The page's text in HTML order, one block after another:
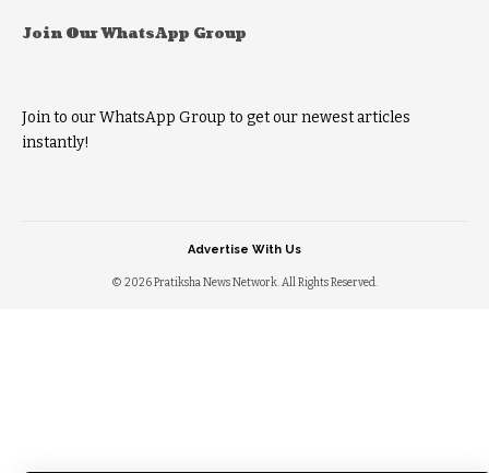
Join Our WhatsApp Group
Join to our WhatsApp Group to get our newest articles
instantly!
© 2026 Pratiksha News Network. All Rights Reserved.
Advertise With Us